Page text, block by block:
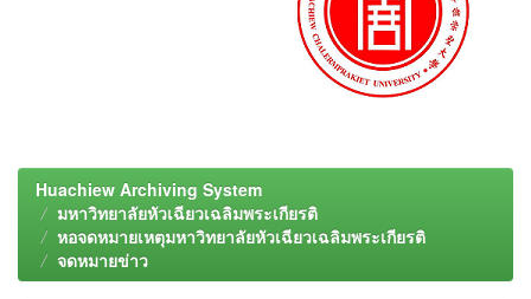
Huachiew Archiving System
มหาวิทยาลัยหัวเฉียวเฉลิมพระเกียรติ
หอจดหมายเหตุมหาวิทยาลัยหัวเฉียวเฉลิมพระเกียรติ
จดหมายข่าว